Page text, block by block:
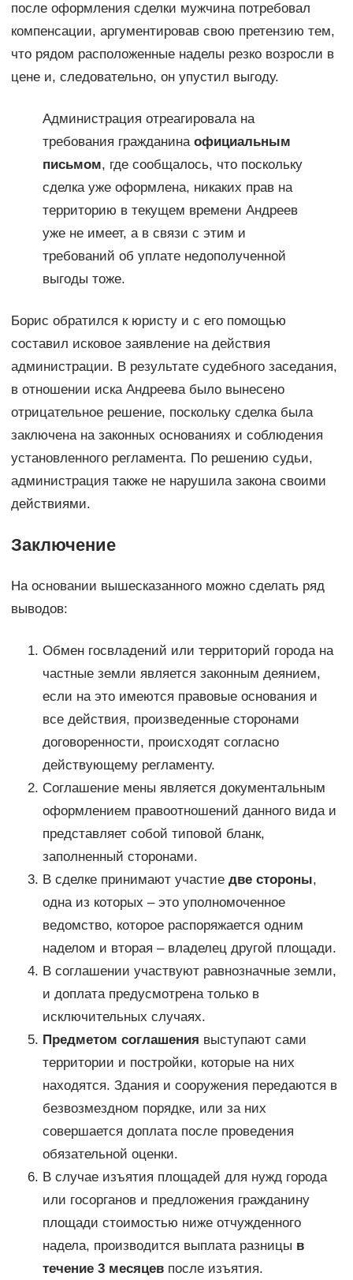
после оформления сделки мужчина потребовал
компенсации, аргументировав свою претензию тем,
что рядом расположенные наделы резко возросли в
цене и, следовательно, он упустил выгоду.
Администрация отреагировала на
требования гражданина официальным
письмом, где сообщалось, что поскольку
сделка уже оформлена, никаких прав на
территорию в текущем времени Андреев
уже не имеет, а в связи с этим и
требований об уплате недополученной
выгоды тоже.
Борис обратился к юристу и с его помощью
составил исковое заявление на действия
администрации. В результате судебного заседания,
в отношении иска Андреева было вынесено
отрицательное решение, поскольку сделка была
заключена на законных основаниях и соблюдения
установленного регламента. По решению судьи,
администрация также не нарушила закона своими
действиями.
Заключение
На основании вышесказанного можно сделать ряд
выводов:
Обмен госвладений или территорий города на
частные земли является законным деянием,
если на это имеются правовые основания и
все действия, произведенные сторонами
договоренности, происходят согласно
действующему регламенту.
Соглашение мены является документальным
оформлением правоотношений данного вида и
представляет собой типовой бланк,
заполненный сторонами.
В сделке принимают участие две стороны,
одна из которых – это уполномоченное
ведомство, которое распоряжается одним
наделом и вторая – владелец другой площади.
В соглашении участвуют равнозначные земли,
и доплата предусмотрена только в
исключительных случаях.
Предметом соглашения выступают сами
территории и постройки, которые на них
находятся. Здания и сооружения передаются в
безвозмездном порядке, или за них
совершается доплата после проведения
обязательной оценки.
В случае изъятия площадей для нужд города
или госорганов и предложения гражданину
площади стоимостью ниже отчужденного
надела, производится выплата разницы в
течение 3 месяцевпосле изъятия.